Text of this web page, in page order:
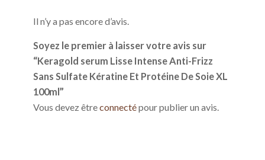
Il n’y a pas encore d’avis.
Soyez le premier à laisser votre avis sur
“Keragold serum Lisse Intense Anti-Frizz
Sans Sulfate Kératine Et Protéine De Soie XL
100ml”
Vous devez êtreconnectépour publier un avis.